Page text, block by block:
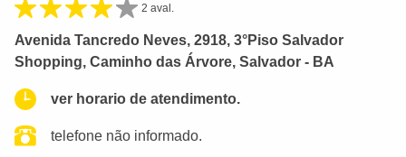
2 aval.
Avenida Tancredo Neves, 2918, 3°Piso Salvador
Shopping, Caminho das Árvore, Salvador - BA
ver horario de atendimento.
telefone não informado.